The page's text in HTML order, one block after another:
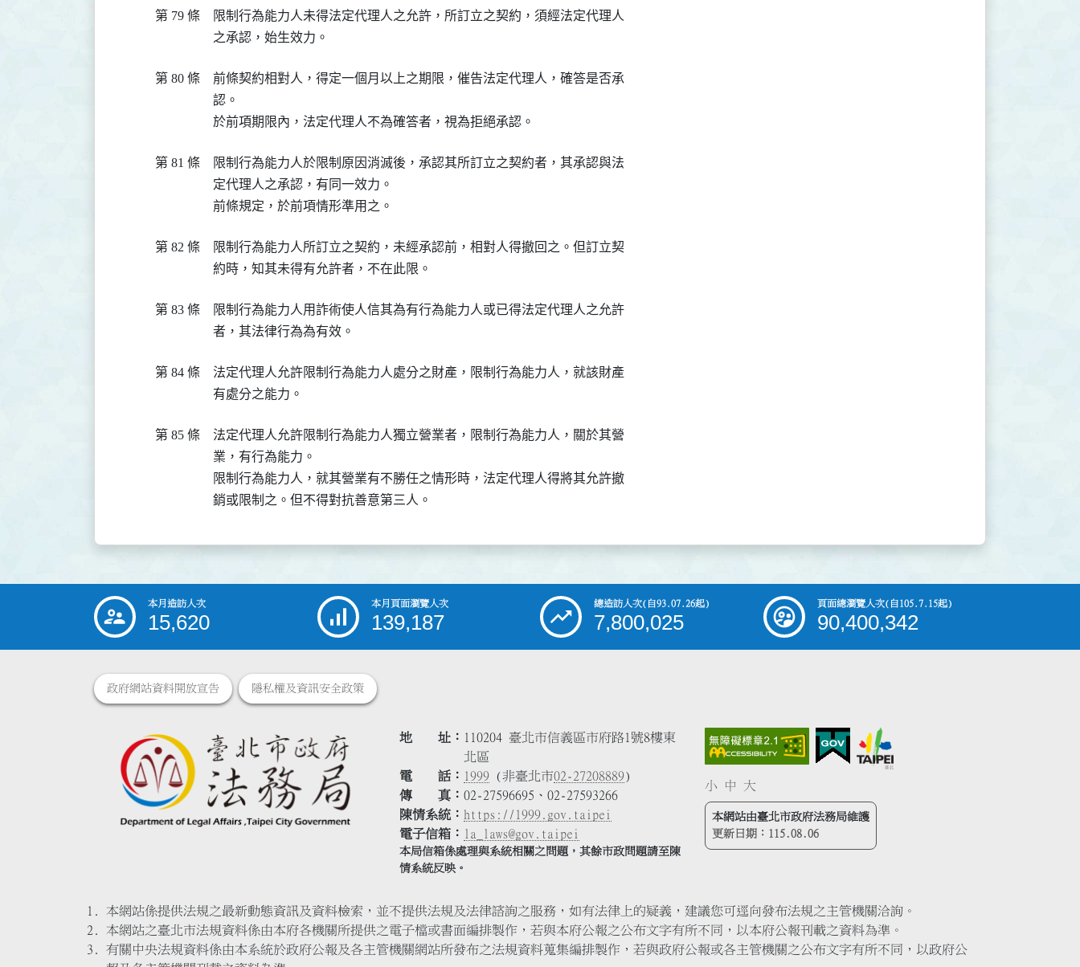
第 79 條
限制行為能力人未得法定代理人之允許，所訂立之契約，須經法定代理人
之承認，始生效力。
第 80 條
前條契約相對人，得定一個月以上之期限，催告法定代理人，確答是否承
認。
於前項期限內，法定代理人不為確答者，視為拒絕承認。
第 81 條
限制行為能力人於限制原因消滅後，承認其所訂立之契約者，其承認與法
定代理人之承認，有同一效力。
前條規定，於前項情形準用之。
第 82 條
限制行為能力人所訂立之契約，未經承認前，相對人得撤回之。但訂立契
約時，知其未得有允許者，不在此限。
第 83 條
限制行為能力人用詐術使人信其為有行為能力人或已得法定代理人之允許
者，其法律行為為有效。
第 84 條
法定代理人允許限制行為能力人處分之財產，限制行為能力人，就該財產
有處分之能力。
第 85 條
法定代理人允許限制行為能力人獨立營業者，限制行為能力人，關於其營
業，有行為能力。
限制行為能力人，就其營業有不勝任之情形時，法定代理人得將其允許撤
銷或限制之。但不得對抗善意第三人。
::: 本月造訪人次
15,620
本月頁面瀏覽人次
139,187
總造訪人次(自93.07.26起)
7,800,025
頁面總瀏覽人次(自105.7.15起)
90,400,342
政府網站資料開放宣告 隱私權及資訊安全政策
地 址
110204 臺北市信義區市府路1號8樓東
北區
電 話
1999 (非臺北市02-27208889)
傳 真
02-27596695、02-27593266
陳情系統
https://1999.gov.taipei
電子信箱
la_laws@gov.taipei
本局信箱係處理與系統相關之問題，其餘市政問題請至陳
情系統反映。
小 中 大
本網站由臺北市政府法務局維護
更新日期： 115.08.06
本網站係提供法規之最新動態資訊及資料檢索，並不提供法規及法律諮詢之服務，如有法律上的疑義，建議您可逕向發布法規之主管機關洽詢。
本網站之臺北市法規資料係由本府各機關所提供之電子檔或書面編排製作，若與本府公報之公布文字有所不同，以本府公報刊載之資料為準。
有關中央法規資料係由本系統於政府公報及各主管機關網站所發布之法規資料蒐集編排製作，若與政府公報或各主管機關之公布文字有所不同，以政府公